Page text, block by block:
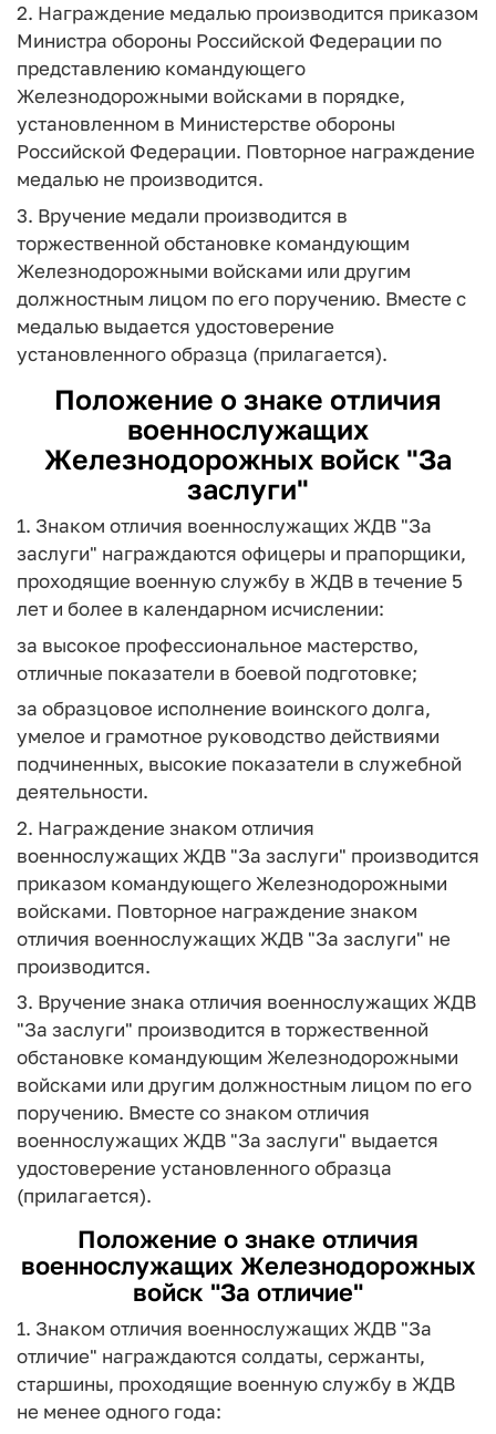
2. Награждение медалью производится приказом
Министра обороны Российской Федерации по
представлению командующего
Железнодорожными войсками в порядке,
установленном в Министерстве обороны
Российской Федерации. Повторное награждение
медалью не производится.
3. Вручение медали производится в
торжественной обстановке командующим
Железнодорожными войсками или другим
должностным лицом по его поручению. Вместе с
медалью выдается удостоверение
установленного образца (прилагается).
Положение о знаке отличия
военнослужащих
Железнодорожных войск "За
заслуги"
1. Знаком отличия военнослужащих ЖДВ "За
заслуги" награждаются офицеры и прапорщики,
проходящие военную службу в ЖДВ в течение 5
лет и более в календарном исчислении:
за высокое профессиональное мастерство,
отличные показатели в боевой подготовке;
за образцовое исполнение воинского долга,
умелое и грамотное руководство действиями
подчиненных, высокие показатели в служебной
деятельности.
2. Награждение знаком отличия
военнослужащих ЖДВ "За заслуги" производится
приказом командующего Железнодорожными
войсками. Повторное награждение знаком
отличия военнослужащих ЖДВ "За заслуги" не
производится.
3. Вручение знака отличия военнослужащих ЖДВ
"За заслуги" производится в торжественной
обстановке командующим Железнодорожными
войсками или другим должностным лицом по его
поручению. Вместе со знаком отличия
военнослужащих ЖДВ "За заслуги" выдается
удостоверение установленного образца
(прилагается).
Положение о знаке отличия
военнослужащих Железнодорожных
войск "За отличие"
1. Знаком отличия военнослужащих ЖДВ "За
отличие" награждаются солдаты, сержанты,
старшины, проходящие военную службу в ЖДВ
не менее одного года: